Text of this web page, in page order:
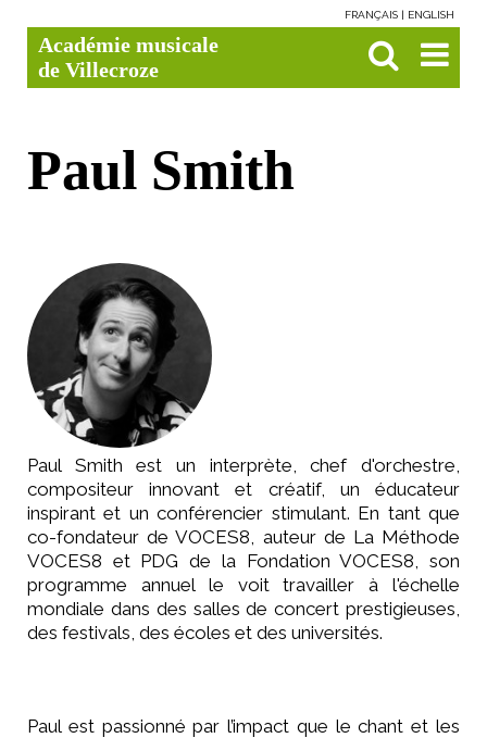
contenu.
Aller
à
personnels
FRANÇAIS ENGLISH
Académie musicale
de Villecroze

avancée…
Paul Smith
Paul Smith est un interprète, chef d'orchestre,
compositeur innovant et créatif, un éducateur
inspirant et un conférencier stimulant. En tant que
co-fondateur de VOCES8, auteur de La Méthode
VOCES8 et PDG de la Fondation VOCES8, son
programme annuel le voit travailler à l'échelle
mondiale dans des salles de concert prestigieuses,
des festivals, des écoles et des universités.
Paul est passionné par l’impact que le chant et les